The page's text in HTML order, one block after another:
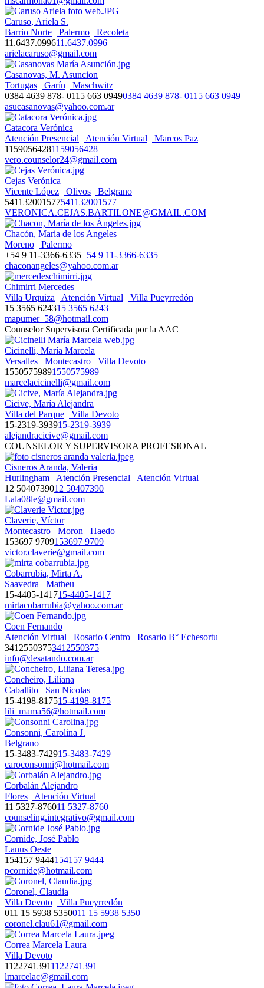
Caruso, Ariela S.
Barrio Norte
Palermo
Recoleta
11.6437.099611.6437.0996
arielacaruso@gmail.com
Casanovas, M. Asuncion
Tortugas
Garín
Maschwitz
0384 4639 878- 0115 663 09490384 4639 878- 0115 663 0949
asucasanovas@yahoo.com.ar
Catacora Verónica
Atención Presencial
Atención Virtual
Marcos Paz
11590564281159056428
vero.counselor24@gmail.com
Cejas Verónica
Vicente López
Olivos
Belgrano
541132001577541132001577
VERONICA.CEJAS.BARTILONE@GMAIL.COM
Chacón, Maria de los Angeles
Moreno
Palermo
+54 9 11-3366-6335+54 9 11-3366-6335
chaconangeles@yahoo.com.ar
Chimirri Mercedes
Villa Urquiza
Atención Virtual
Villa Pueyrredón
15 3565 624315 3565 6243
mapumer_58@hotmail.com
Counselor Supervisora Certificada por la AAC
Cicinelli, María Marcela
Versalles
Montecastro
Villa Devoto
15505759891550575989
marcelacicinelli@gmail.com
Cicive, María Alejandra
Villa del Parque
Villa Devoto
15-2319-393915-2319-3939
alejandracicive@gmail.com
COUNSELOR Y SUPERVISORA PROFESIONAL
Cisneros Aranda, Valeria
Hurlingham
Atención Presencial
Atención Virtual
12 5040739012 50407390
Lala08le@gmail.com
Claverie, Víctor
Montecastro
Moron
Haedo
153697 9709153697 9709
victor.claverie@gmail.com
Cobarrubia, Mirta A.
Saavedra
Matheu
15-4405-141715-4405-1417
mirtacobarrubia@yahoo.com.ar
Coen Fernando
Atención Virtual
Rosario Centro
Rosario B° Echesortu
34125503753412550375
info@desatando.com.ar
Concheiro, Liliana
Caballito
San Nicolas
15-4198-817515-4198-8175
lili_mama56@hotmail.com
Consonni, Carolina J.
Belgrano
15-3483-742915-3483-7429
caroconsonni@hotmail.com
Corbalán Alejandro
Flores
Atención Virtual
11 5327-876011 5327-8760
counseling.integrativo@gmail.com
Cornide, José Pablo
Lanus Oeste
154157 9444154157 9444
pcornide@hotmail.com
Coronel, Claudia
Villa Devoto
Villa Pueyrredón
011 15 5938 5350011 15 5938 5350
coronel.clau61@gmail.com
Correa Marcela Laura
Villa Devoto
11227413911122741391
lmarcelac@gmail.com